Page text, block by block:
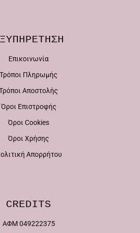
Επικοινωνία
Τρόποι Πληρωμής
Αποστολής
Όροι Επιστροφής
Όροι Cookies
Όροι Χρήσης
Απορρήτου
CREDITS
ΑΦΜ 049222375